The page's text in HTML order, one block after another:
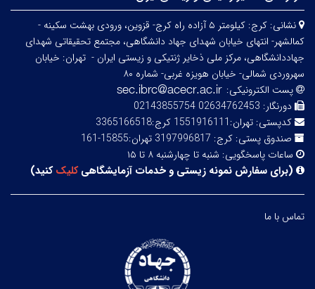
نشانی:
کرج: کیلومتر ۵ آزاده راه کرج- قزوین، ورودی بهشت سکینه -
کمالشهر- انتهای خیابان شهدای جهاد دانشگاهی، مجتمع تحقیقاتی شهدای
جهاددانشگاهی، مرکز ملی ذخایر ژنتیکی و زیستی ایران - تهران: خیابان
سهروردی شمالی- خیابان هویزه غربی- شماره ۸۰
پست الکترونیکی:
دورنگار: 02634762453 02143855754
کدپستی: تهران:1551916111 کرج:3365166518
صندوق پستی: کرج: 3197996817 تهران:15855-161
ساعات پاسخگویی: شنبه تا چهارشنبه ۸ تا ۱۵
(برای سفارش نمونه زیستی و خدمات آزمایشگاهیکلیککنید)
تماس با ما